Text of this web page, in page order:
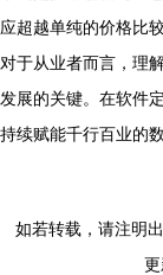
应超越单纯的价格比
对于从业者而言，理
发展的关键。在软件
持续赋能千行百业的
如若转载，请注明